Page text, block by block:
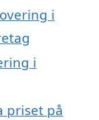
i
i
priset på